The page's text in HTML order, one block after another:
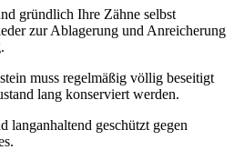
gründlich Ihre Zähne selbst
zur Ablagerung und Anreicherung
muss regelmäßig völlig beseitigt
lang konserviert werden.
langanhaltend geschützt gegen